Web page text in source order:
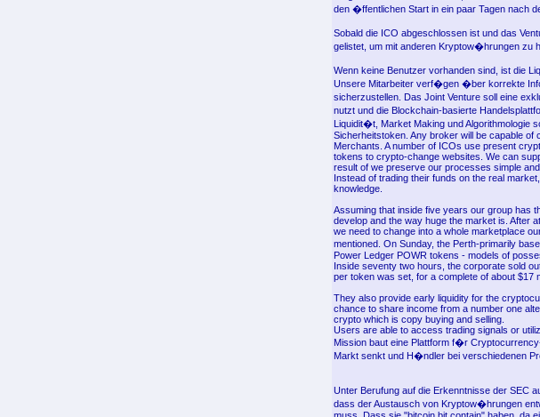
den �ffentlichen Start in ein paar Tagen nach
Sobald die ICO abgeschlossen ist und das
gelistet, um mit anderen Kryptow�hrungen zu
Wenn keine Benutzer vorhanden sind, ist die
Unsere Mitarbeiter verf�gen �ber korrekte
sicherzustellen. Das Joint Venture soll eine
nutzt und die Blockchain-basierte
Liquidit�t, Market Making und Algorithmologie
Sicherheitstoken. Any broker will be capable
Merchants. A number of ICOs use present
tokens to crypto-change websites. We can
result of we preserve our processes simple
Instead of trading their funds on the real
knowledge.
Assuming that inside five years our group has
develop and the way huge the market is. After
we need to change into a whole marketplace
mentioned. On Sunday, the Perth-primarily
Power Ledger POWR tokens - models of
Inside seventy two hours, the corporate sold
per token was set, for a complete of about $17
They also provide early liquidity for the
chance to share income from a number one
crypto which is copy buying and selling.
Users are able to access trading signals or
Mission baut eine Plattform f�r
Markt senkt und H�ndler bei verschiedenen
Unter Berufung auf die Erkenntnisse der SEC
dass der Austausch von Kryptow�hrungen